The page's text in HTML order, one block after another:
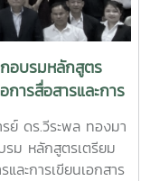
อบรมหลักสูตร
ารสื่อสารและการ
ห้แก่ผู้รับรัฐบาล
ย์ ดร.วีระพล ทองมา
รม หลักสูตรเตรียม
ละการเขียนเอกสาร